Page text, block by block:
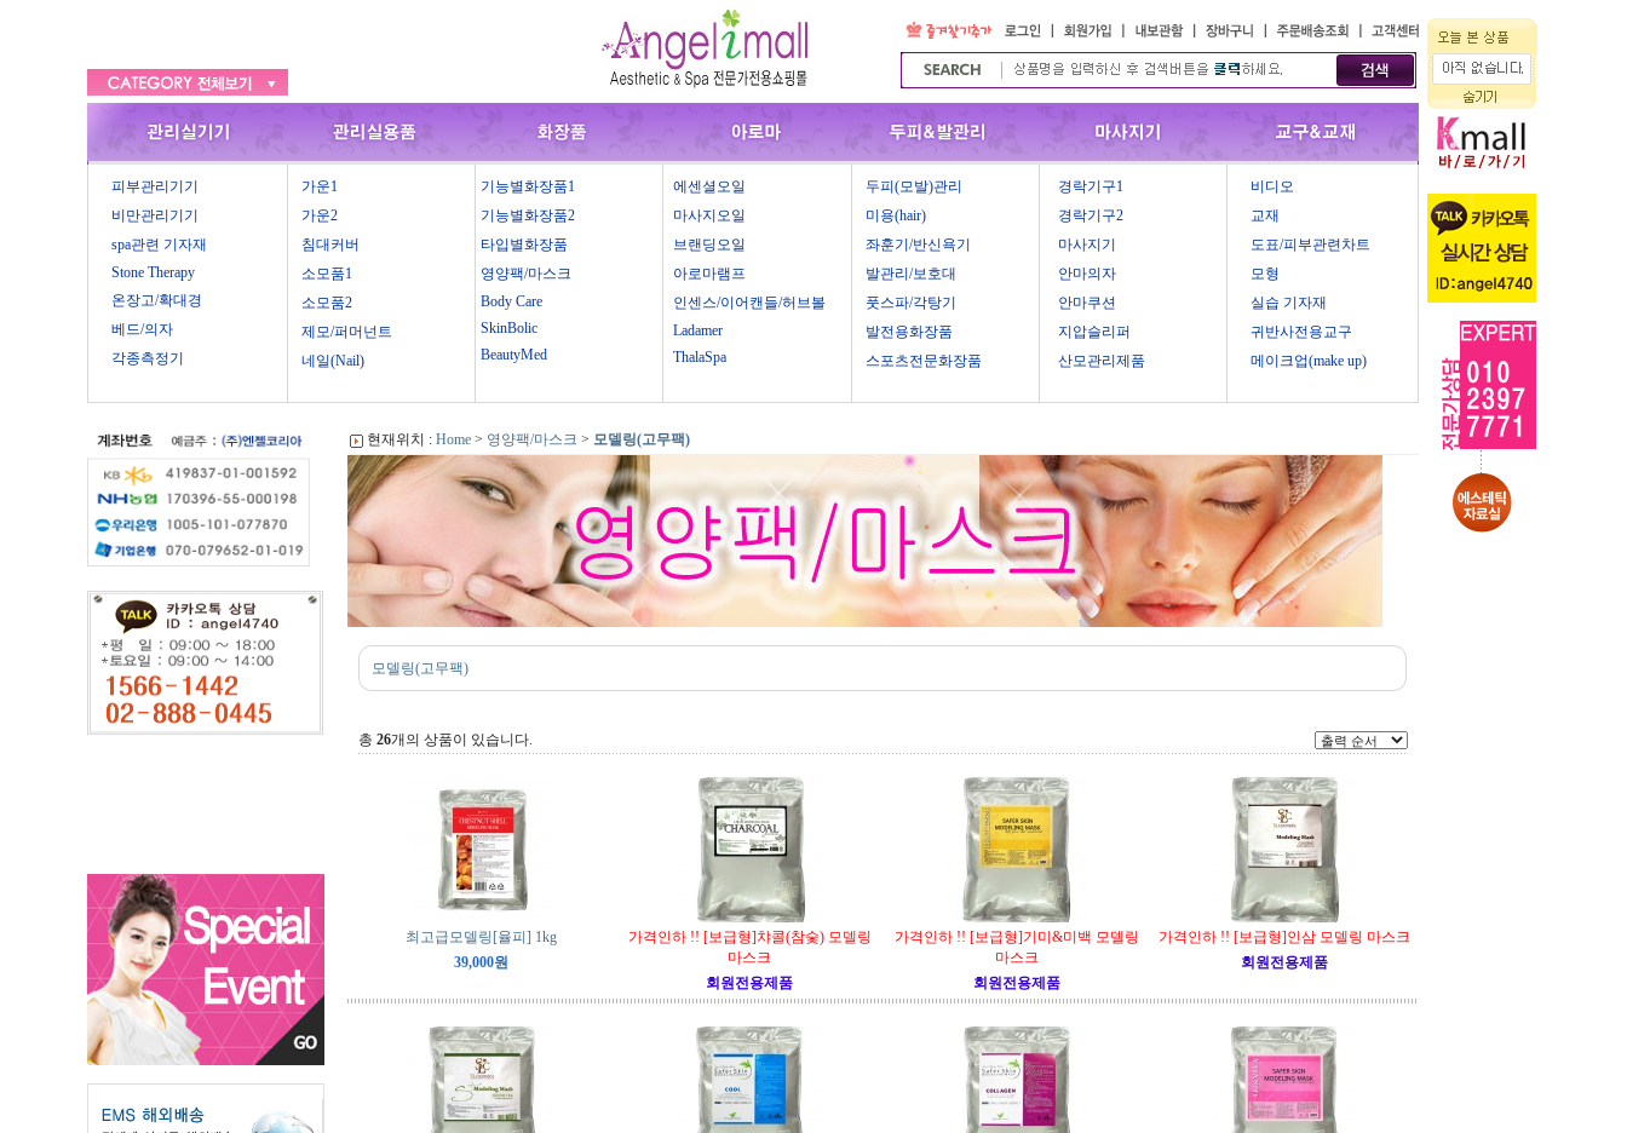
피부관리기기
비만관리기기
spa관련 기자재
Stone Therapy
온장고/확대경
베드/의자
각종측정기
가운1
가운2
침대커버
소모품1
소모품2
제모/퍼머넌트
네일(Nail)
기능별화장품1
기능별화장품2
타입별화장품
영양팩/마스크
Body Care
SkinBolic
BeautyMed
에센셜오일
마사지오일
브랜딩오일
아로마램프
인센스/이어캔들/허브볼
Ladamer
ThalaSpa
두피(모발)관리
미용(hair)
좌훈기/반신욕기
발관리/보호대
풋스파/각탕기
발전용화장품
스포츠전문화장품
경락기구1
경락기구2
마사지기
안마의자
안마쿠션
지압슬리퍼
산모관리제품
비디오
교재
도표/피부관련차트
모형
실습 기자재
귀반사전용교구
메이크업(make up)
현재위치 : Home> 영양팩/마스크 > 모델링(고무팩)
모델링(고무팩)
총 26개의 상품이 있습니다.
최고급모델링[율피] 1kg
39,000원
가격인하 !! [보급형]챠콜(참숯) 모델링
마스크
회원전용제품
가격인하 !! [보급형]기미&미백 모델링
마스크
회원전용제품
가격인하 !! [보급형]인삼 모델링 마스크
회원전용제품